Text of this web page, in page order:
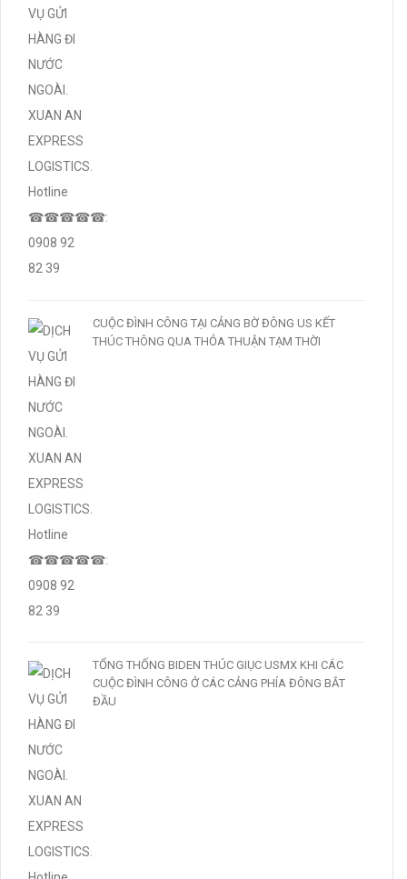
CUỘC ĐÌNH CÔNG TẠI CẢNG BỜ ĐÔNG US KẾT
THÚC THÔNG QUA THỎA THUẬN TẠM THỜI
TỔNG THỐNG BIDEN THÚC GIỤC USMX KHI CÁC
CUỘC ĐÌNH CÔNG Ở CÁC CẢNG PHÍA ĐÔNG BẮT
ĐẦU